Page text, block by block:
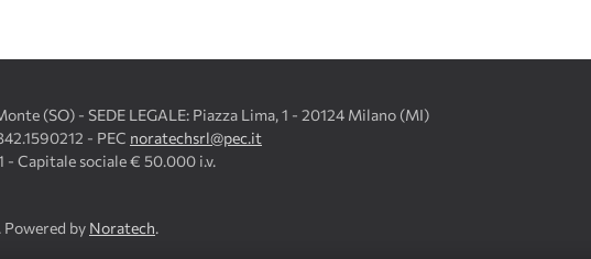
(SO) - SEDE LEGALE: Piazza Lima, 1 - 20124 Milano (MI)
- PEC noratechsrl@pec.it
- Capitale sociale € 50.000 i.v.
by Noratech.